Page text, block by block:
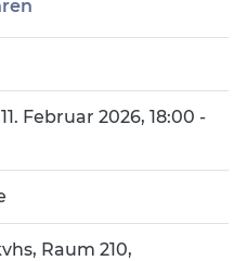
Februar 2026, 18:00 -
Raum 210,